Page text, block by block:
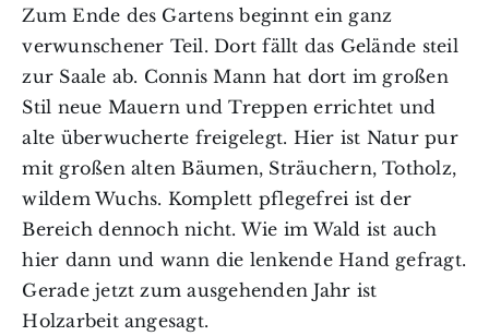
Zum Ende des Gartens beginnt ein ganz
verwunschener Teil. Dort fällt das Gelände steil
zur Saale ab. Connis Mann hat dort im großen
Stil neue Mauern und Treppen errichtet und
alte überwucherte freigelegt. Hier ist Natur pur
mit großen alten Bäumen, Sträuchern, Totholz,
wildem Wuchs. Komplett pflegefrei ist der
Bereich dennoch nicht. Wie im Wald ist auch
hier dann und wann die lenkende Hand gefragt.
Gerade jetzt zum ausgehenden Jahr ist
Holzarbeit angesagt.